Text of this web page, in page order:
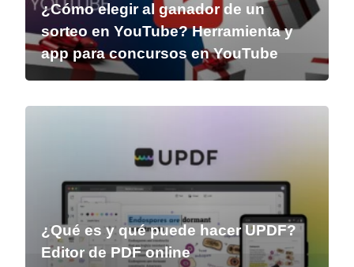
¿Cómo elegir al ganador de un
sorteo en YouTube? Herramienta y
app para concursos en YouTube
¿Qué es y qué puede hacer UPDF?
Editor de PDF online